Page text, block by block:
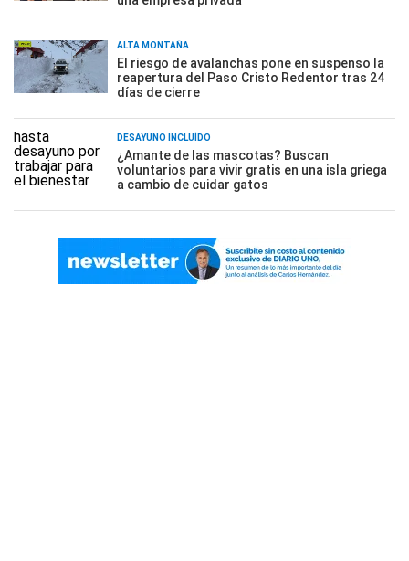
ALTA MONTAÑA
El riesgo de avalanchas pone en suspenso la
reapertura del Paso Cristo Redentor tras 24
días de cierre
DESAYUNO INCLUÍDO
¿Amante de las mascotas? Buscan
voluntarios para vivir gratis en una isla griega
a cambio de cuidar gatos